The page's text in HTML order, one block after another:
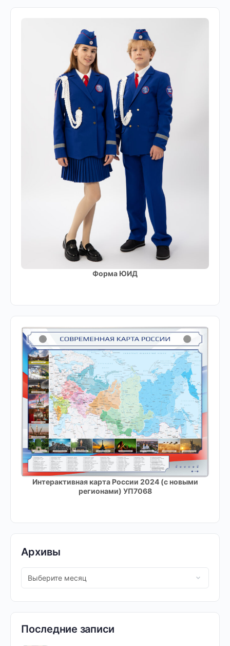
Форма ЮИД
Интерактивная карта России 2024 (с новыми
регионами) УП7068
Архивы
Последние записи